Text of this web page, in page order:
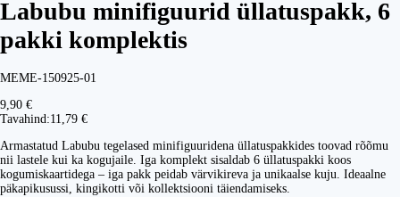
Labubu minifiguurid üllatuspakk, 6
pakki komplektis
MEME-150925-01
9,90 €
Tavahind:11,79 €
Armastatud Labubu tegelased minifiguuridena üllatuspakkides toovad rõõmu
nii lastele kui ka kogujaile. Iga komplekt sisaldab 6 üllatuspakki koos
kogumiskaartidega – iga pakk peidab värvikireva ja unikaalse kuju. Ideaalne
päkapikusussi, kingikotti või kollektsiooni täiendamiseks.